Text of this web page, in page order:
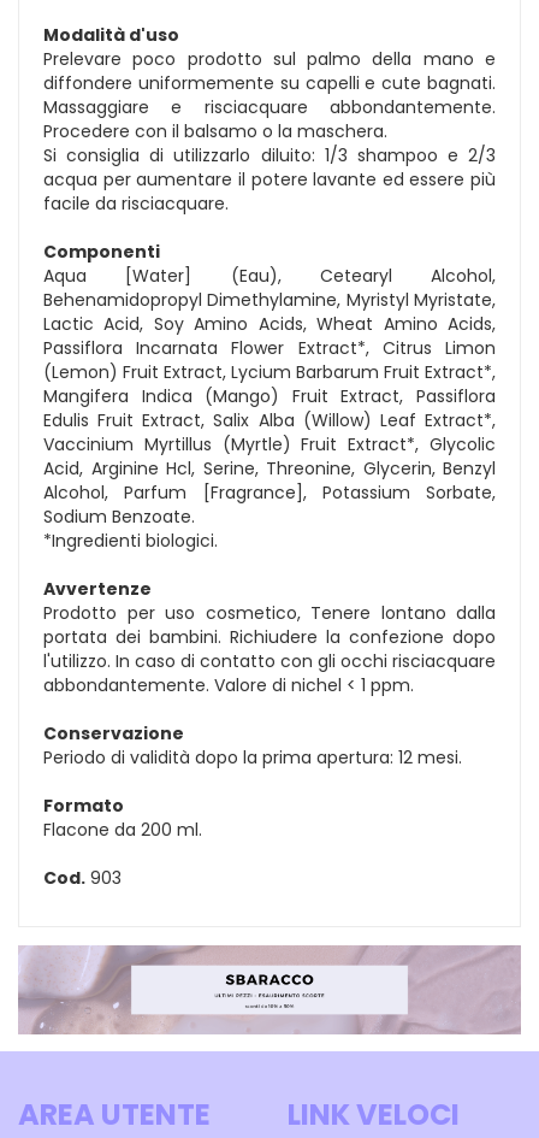
Modalità d'uso
Prelevare poco prodotto sul palmo della mano e
diffondere uniformemente su capelli e cute bagnati.
Massaggiare e risciacquare abbondantemente.
Procedere con il balsamo o la maschera.
Si consiglia di utilizzarlo diluito: 1/3 shampoo e 2/3
acqua per aumentare il potere lavante ed essere più
facile da risciacquare.
Componenti
Aqua [Water] (Eau), Cetearyl Alcohol,
Behenamidopropyl Dimethylamine, Myristyl Myristate,
Lactic Acid, Soy Amino Acids, Wheat Amino Acids,
Passiflora Incarnata Flower Extract*, Citrus Limon
(Lemon) Fruit Extract, Lycium Barbarum Fruit Extract*,
Mangifera Indica (Mango) Fruit Extract, Passiflora
Edulis Fruit Extract, Salix Alba (Willow) Leaf Extract*,
Vaccinium Myrtillus (Myrtle) Fruit Extract*, Glycolic
Acid, Arginine Hcl, Serine, Threonine, Glycerin, Benzyl
Alcohol, Parfum [Fragrance], Potassium Sorbate,
Sodium Benzoate.
*Ingredienti biologici.
Avvertenze
Prodotto per uso cosmetico, Tenere lontano dalla
portata dei bambini. Richiudere la confezione dopo
l'utilizzo. In caso di contatto con gli occhi risciacquare
abbondantemente. Valore di nichel < 1 ppm.
Conservazione
Periodo di validità dopo la prima apertura: 12 mesi.
Formato
Flacone da 200 ml.
Cod. 903
AREA UTENTE LINK VELOCI